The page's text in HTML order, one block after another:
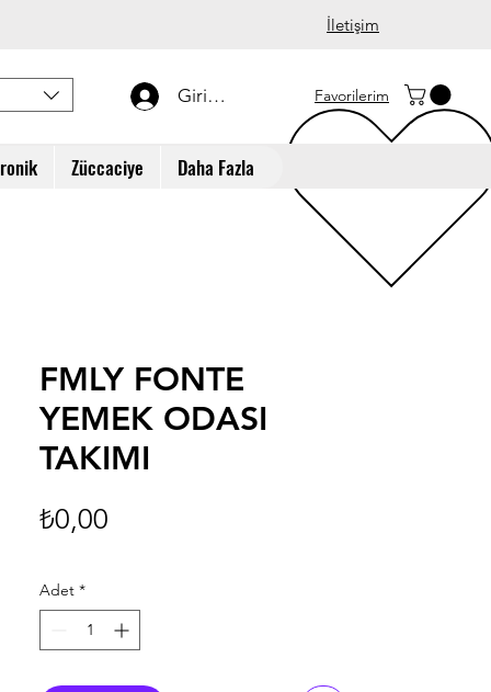
İletişim
Giriş Yap Favorilerim
Züccaciye Daha Fazla
FMLY FONTE
YEMEK ODASI
TAKIMI
₺0,00
Adet *